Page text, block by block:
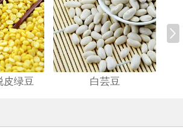
皮绿豆 白芸豆